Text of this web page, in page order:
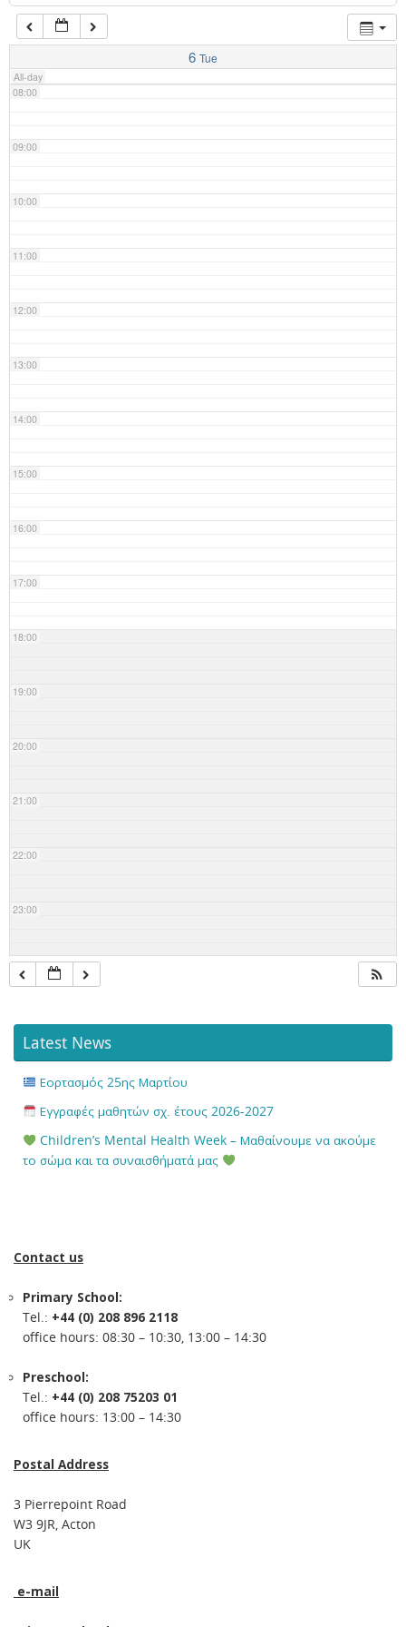
6 Tue
All-day
07:00
08:00
09:00
10:00
11:00
12:00
13:00
14:00
15:00
16:00
17:00
18:00
19:00
20:00
21:00
22:00
23:00
Latest News
Εορτασμός 25ης Μαρτίου
Εγγραφές μαθητών σχ. έτους 2026-2027
Children’s Mental Health Week – Μαθαίνουμε να ακούμε
το σώμα και τα συναισθήματά μας
Contact us
Primary School:
Tel.: +44 (0) 208 896 2118
office hours: 08:30 – 10:30, 13:00 – 14:30
Preschool:
Tel.: +44 (0) 208 75203 01
office hours: 13:00 – 14:30
Postal Address
3 Pierrepoint Road
W3 9JR, Acton
UK
e-mail